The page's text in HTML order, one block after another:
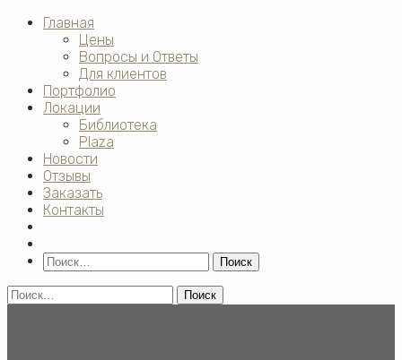
Главная
Цены
Вопросы и Ответы
Для клиентов
Портфолио
Локации
Библиотека
Plaza
Новости
Отзывы
Заказать
Контакты
Найти:
Найти: